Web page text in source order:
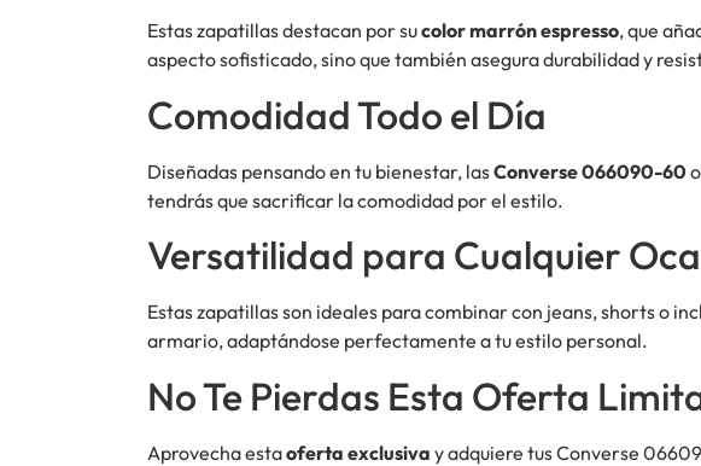
Estas zapatillas destacan por sucolor marrón espresso, que
aspecto sofisticado, sino que también asegura durabilidad y
Comodidad Todo el Día
Diseñadas pensando en tu bienestar, lasConverse 066090-60
tendrás que sacrificar la comodidad por el estilo.
Versatilidad para Cualquier
Estas zapatillas son ideales para combinar con jeans, shorts o
armario, adaptándose perfectamente a tu estilo personal.
No Te Pierdas Esta Oferta
Aprovecha estaoferta exclusiva y adquiere tus Converse